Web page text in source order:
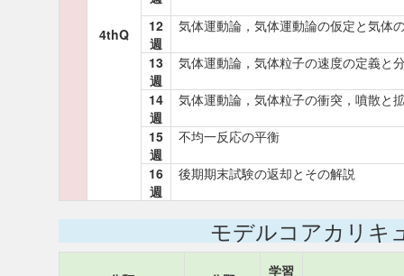
4thQ
12
週
気体運動論，気体運動論の仮定と気体
13
週
気体運動論，気体粒子の速度の定義と
14
週
気体運動論，気体粒子の衝突，噴散と
15
週
不均一反応の平衡
16
週
後期期末試験の返却とその解説
モデルコアカリキ
学習